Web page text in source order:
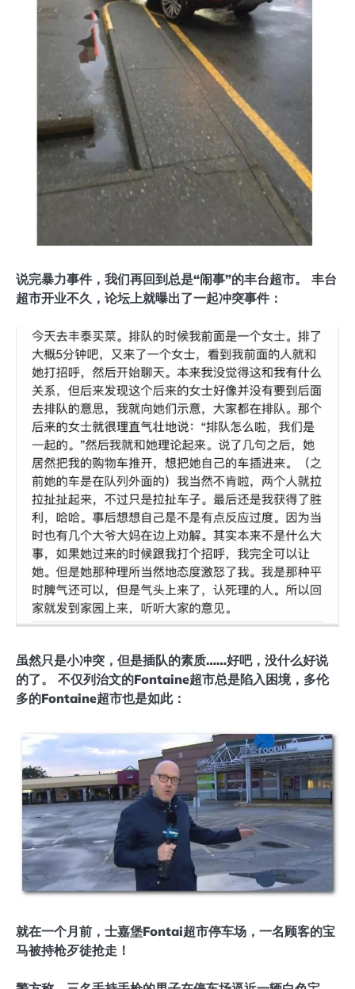
说完暴力事件，我们再回到总是“闹事”的丰台超市。 丰台
超市开业不久，论坛上就曝出了一起冲突事件：
虽然只是小冲突，但是插队的素质……好吧，没什么好说
的了。 不仅列治文的Fontaine超市总是陷入困境，多伦
多的Fontaine超市也是如此：
就在一个月前，士嘉堡Fontai超市停车场，一名顾客的宝
马被持枪歹徒抢走！